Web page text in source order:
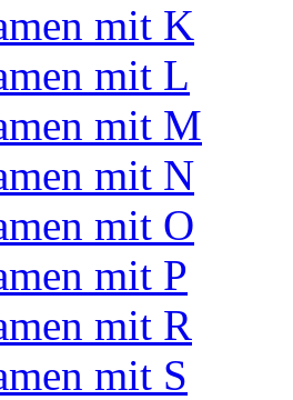
mit K
mit L
mit M
mit N
mit O
mit P
mit R
mit S